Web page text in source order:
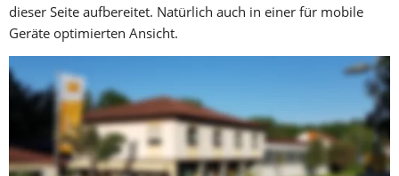
dieser Seite aufbereitet. Natürlich auch in einer für mobile
Geräte optimierten Ansicht.
Unser Firmengelände 2019
Die Schreinerei ist seit dem
31.12.2025 geschlossen